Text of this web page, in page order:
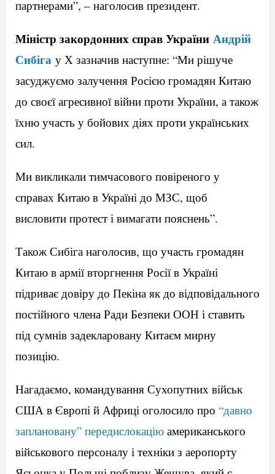
партнерами”, – наголосив президент.
Міністр закордонних справ України Андрій
Сибіга у Х зазначив наступне: “Ми рішуче
засуджуємо залучення Росією громадян Китаю
до своєї агресивної війни проти України, а також
їхню участь у бойових діях проти українських
сил.
Ми викликали тимчасового повіреного у
справах Китаю в Україні до МЗС, щоб
висловити протест і вимагати пояснень”.
Також Сибіга наголосив, що участь громадян
Китаю в армії вторгнення Росії в Україні
підриває довіру до Пекіна як до відповідального
постійного члена Ради Безпеки ООН і ставить
під сумнів задекларовану Китаєм мирну
позицію.
Нагадаємо, командування Сухопутних військ
США в Європі й Африці оголосило про “давно
заплановану” передислокацію американського
військового персоналу і техніки з аеропорту